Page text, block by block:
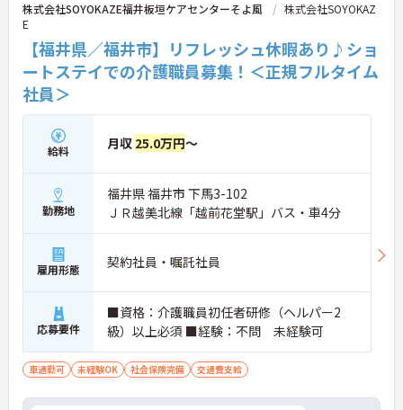
株式会社SOYOKAZE福井板垣ケアセンターそよ風
株式会社SOYOKAZ
E
【福井県／福井市】リフレッシュ休暇あり♪ショ
ートステイでの介護職員募集！＜正規フルタイム
社員＞
給料 月収 25.0万円～
勤務地
福井県 福井市 下馬3-102
ＪＲ越美北線「越前花堂駅」バス・車4分
雇用形態 契約社員・嘱託社員
応募要件
■資格：介護職員初任者研修（ヘルパー2
級）以上必須 ■経験：不問 未経験可
車通勤可 未経験OK 社会保険完備 交通費支給